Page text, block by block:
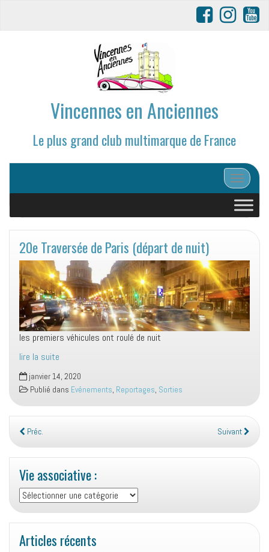
Vincennes en Anciennes
Le plus grand club multimarque de France
Afficher/
20e Traversée de Paris (départ de nuit)
les premiers véhicules ont roulé de nuit
lire la suite
janvier 14, 2020
Publié dans Evénements, Reportages, Sorties
Préc. Suivant
Vie associative :
Vie
associative
:
Articles récents